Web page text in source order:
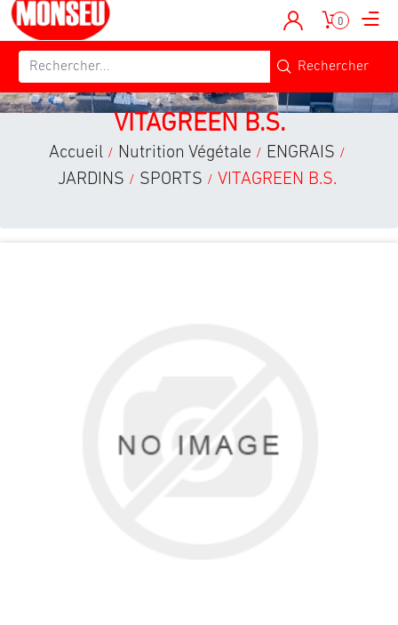
0
VITAGREEN B.S.
Accueil / Nutrition Végétale / ENGRAIS /
JARDINS / SPORTS / VITAGREEN B.S.